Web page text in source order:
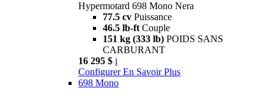
Hypermotard 698 Mono Nera
77.5 cv Puissance
46.5 lb-ft Couple
151 kg (333 lb) POIDS SANS
CARBURANT
16 295 $ i
Configurer En Savoir Plus
698 Mono